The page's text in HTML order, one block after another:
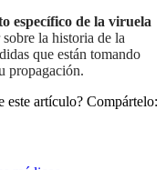
específico de la viruela
la historia de la
que están tomando
propagación.
este artículo? Compártelo: